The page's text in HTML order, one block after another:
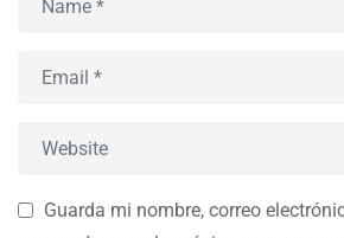
Guarda mi nombre, correo